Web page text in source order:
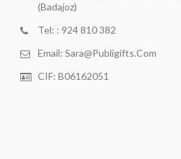
(Badajoz)
Tel: : 924 810 382
Email: Sara@publigifts.com
CIF: B06162051